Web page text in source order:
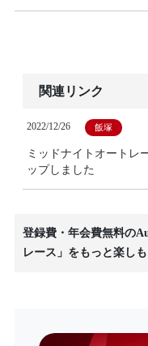
関連リンク
2022/12/26 飯塚
ミッドナイトオートレ
ップしました
登録費・年会費無料の
レース」をもっと楽しも